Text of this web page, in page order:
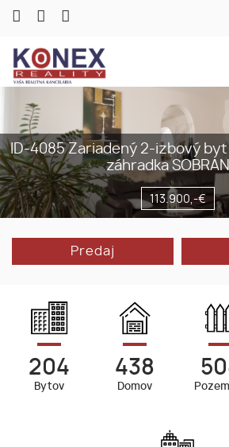
ID-4085 Zariadený 2-izbový
záhradka
113.900,-€
Predaj
204
Bytov
438
Domov